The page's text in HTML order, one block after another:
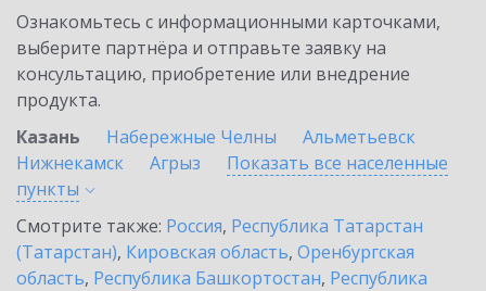
Ознакомьтесь с информационными карточками,
выберите партнёра и отправьте заявку на
консультацию, приобретение или внедрение
продукта.
Казань
Набережные Челны
Альметьевск
Нижнекамск
Агрыз
Показать все населенные
пункты
Смотрите также: Россия, Республика Татарстан
(Татарстан), Кировская область, Оренбургская
область, Республика Башкортостан, Республика